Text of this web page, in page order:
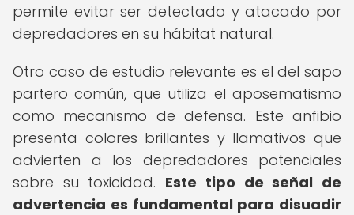
permite evitar ser detectado y atacado por
depredadores en su hábitat natural.
Otro caso de estudio relevante es el del sapo
partero común, que utiliza el aposematismo
como mecanismo de defensa. Este anfibio
presenta colores brillantes y llamativos que
advierten a los depredadores potenciales
sobre su toxicidad. Este tipo de señal de
advertencia es fundamental para disuadir